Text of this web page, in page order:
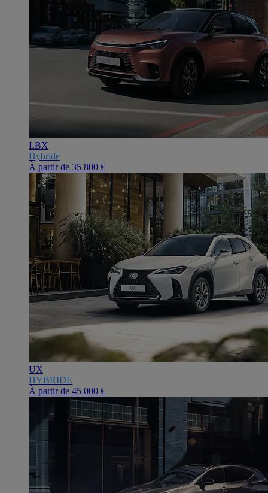
LBX
Hybride
À partir de 35 800 €
UX
HYBRIDE
À partir de 45 000 €